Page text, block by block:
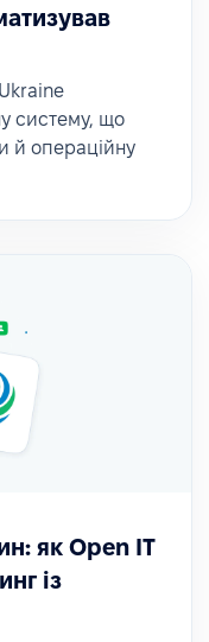
систему, що
й операційну
як Open IT
із